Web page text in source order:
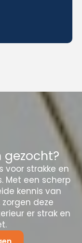
gezocht?
voor strakke en
Met een scherp
kennis van
deze
er strak en